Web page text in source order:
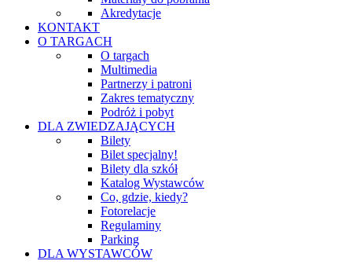
Akredytacje
KONTAKT
O TARGACH
O targach
Multimedia
Partnerzy i patroni
Zakres tematyczny
Podróż i pobyt
DLA ZWIEDZAJĄCYCH
Bilety
Bilet specjalny!
Bilety dla szkół
Katalog Wystawców
Co, gdzie, kiedy?
Fotorelacje
Regulaminy
Parking
DLA WYSTAWCÓW